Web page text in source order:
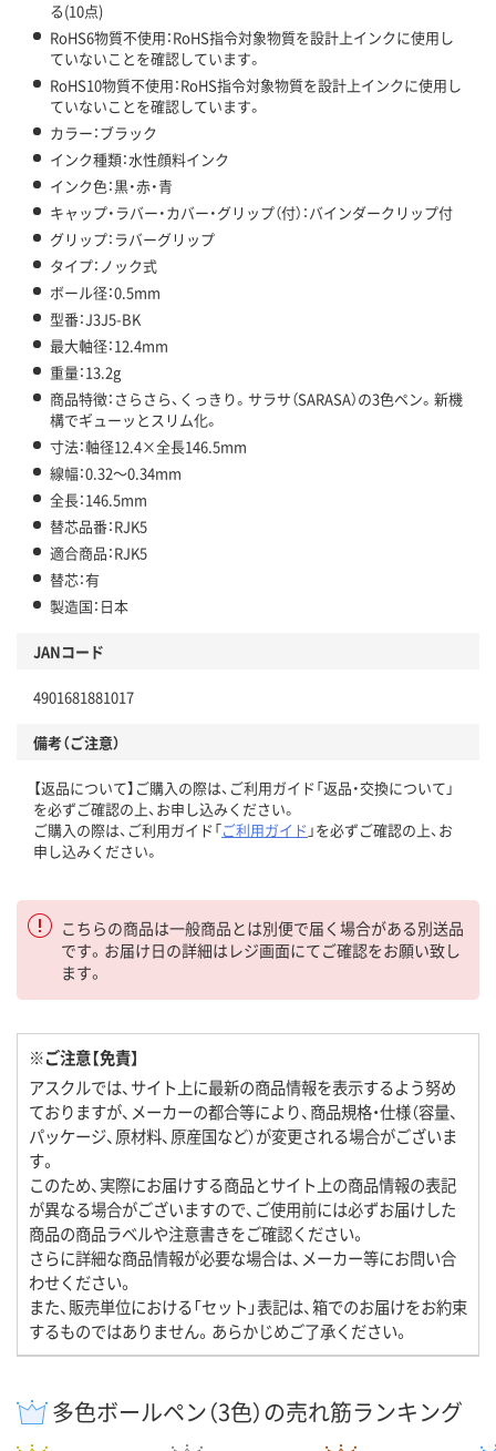
る(10点)
RoHS6物質不使用：RoHS指令対象物質を設計上インクに使用し
ていないことを確認しています。
RoHS10物質不使用：RoHS指令対象物質を設計上インクに使用し
ていないことを確認しています。
カラー：ブラック
インク種類：水性顔料インク
インク色：黒・赤・青
キャップ・ラバー・カバー・グリップ（付）：バインダークリップ付
グリップ：ラバーグリップ
タイプ：ノック式
ボール径：0.5mm
型番：J3J5-BK
最大軸径：12.4mm
重量：13.2g
商品特徴：さらさら、くっきり。サラサ（SARASA）の3色ペン。新機
構でギューッとスリム化。
寸法：軸径12.4×全長146.5mm
線幅：0.32～0.34mm
全長：146.5mm
替芯品番：RJK5
適合商品：RJK5
替芯：有
製造国：日本
JANコード
4901681881017
備考（ご注意）
【返品について】ご購入の際は、ご利用ガイド「返品・交換について」
を必ずご確認の上、お申し込みください。
ご購入の際は、ご利用ガイド「ご利用ガイド 」を必ずご確認の上、お
申し込みください。
こちらの商品は一般商品とは別便で届く場合がある別送品
です。お届け日の詳細はレジ画面にてご確認をお願い致し
ます。
※ご注意【免責】
アスクルでは、サイト上に最新の商品情報を表示するよう努め
ておりますが、メーカーの都合等により、商品規格・仕様（容量、
パッケージ、原材料、原産国など）が変更される場合がございま
す。
このため、実際にお届けする商品とサイト上の商品情報の表記
が異なる場合がございますので、ご使用前には必ずお届けした
商品の商品ラベルや注意書きをご確認ください。
さらに詳細な商品情報が必要な場合は、メーカー等にお問い合
わせください。
また、販売単位における「セット」表記は、箱でのお届けをお約束
するものではありません。あらかじめご了承ください。
多色ボールペン（3色）の売れ筋ランキング